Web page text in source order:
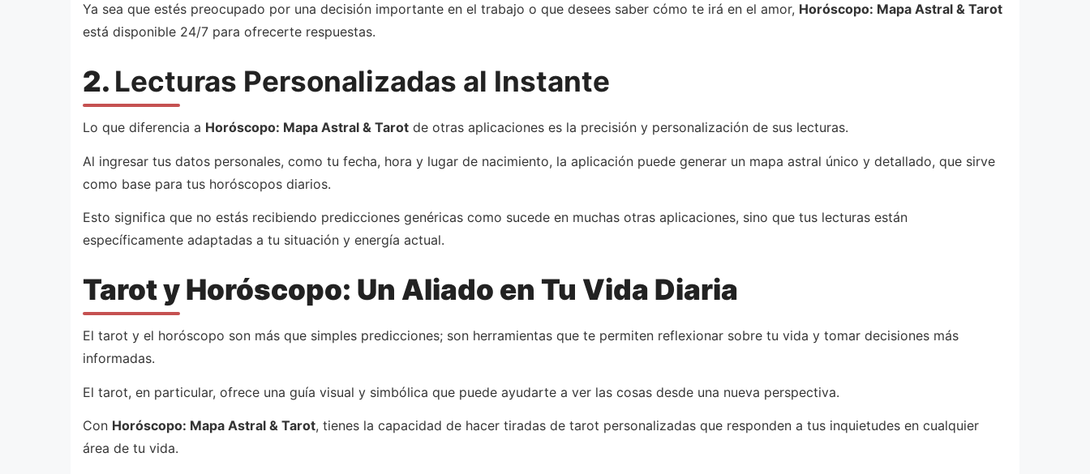
Ya sea que estés preocupado por una decisión importante en el trabajo o que desees saber cómo te irá en el amor, Horóscopo: Mapa Astral & Tarot
está disponible 24/7 para ofrecerte respuestas.
2. Lecturas Personalizadas al Instante
Lo que diferencia a Horóscopo: Mapa Astral & Tarot de otras aplicaciones es la precisión y personalización de sus lecturas.
Al ingresar tus datos personales, como tu fecha, hora y lugar de nacimiento, la aplicación puede generar un mapa astral único y detallado, que sirve
como base para tus horóscopos diarios.
Esto significa que no estás recibiendo predicciones genéricas como sucede en muchas otras aplicaciones, sino que tus lecturas están
específicamente adaptadas a tu situación y energía actual.
Tarot y Horóscopo: Un Aliado en Tu Vida Diaria
El tarot y el horóscopo son más que simples predicciones; son herramientas que te permiten reflexionar sobre tu vida y tomar decisiones más
informadas.
El tarot, en particular, ofrece una guía visual y simbólica que puede ayudarte a ver las cosas desde una nueva perspectiva.
Con Horóscopo: Mapa Astral & Tarot, tienes la capacidad de hacer tiradas de tarot personalizadas que responden a tus inquietudes en cualquier
área de tu vida.